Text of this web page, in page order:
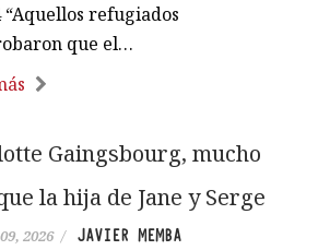
“Aquellos refugiados
que el…
Gaingsbourg, mucho
la hija de Jane y Serge
2026 / JAVIER MEMBA